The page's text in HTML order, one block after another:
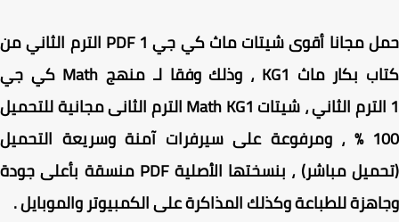
حمل مجانا أقوى شيتات ماث كي جي 1 PDF الترم الثاني من
كتاب بكار ماث KG1 ، وذلك وفقا لـ منهج Math كي جي
1 الترم الثاني ، شيتات Math KG1 الترم الثانى مجانية للتحميل
100 % ، ومرفوعة على سيرفرات آمنة وسريعة التحميل
(تحميل مباشر) ، بنسختها الأصلية PDF منسقة بأعلى جودة
للطباعة وكذلك المذاكرة على الكمبيوتر والموبايل .